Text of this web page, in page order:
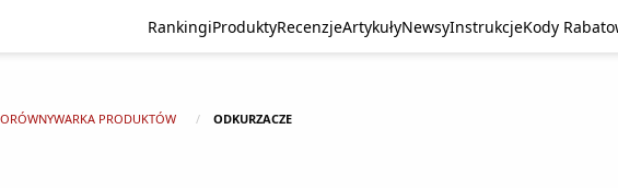
RankingiProduktyRecenzjeArtykułyNewsyInstrukcjeKody
PRODUKTÓW ODKURZACZE